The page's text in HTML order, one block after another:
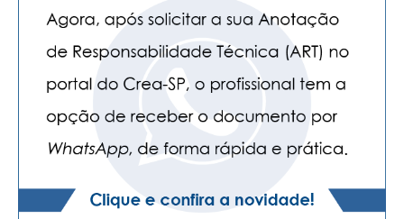
ATUALIZAÇÃO CADASTRAL
NÚCLEO JOVEM